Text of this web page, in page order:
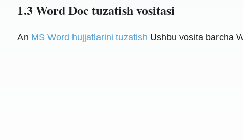
1.3 Word Doc tuzatish vositasi
An MS Word hujjatlarini tuzatish Ushbu vosita barcha